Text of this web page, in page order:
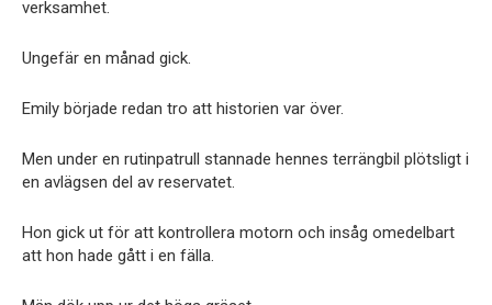
verksamhet.
Ungefär en månad gick.
Emily började redan tro att historien var över.
Men under en rutinpatrull stannade hennes terrängbil plötsligt i
en avlägsen del av reservatet.
Hon gick ut för att kontrollera motorn och insåg omedelbart
att hon hade gått i en fälla.